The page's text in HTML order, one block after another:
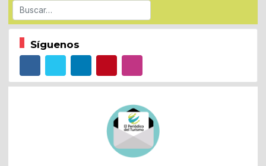
Buscar
Síguenos